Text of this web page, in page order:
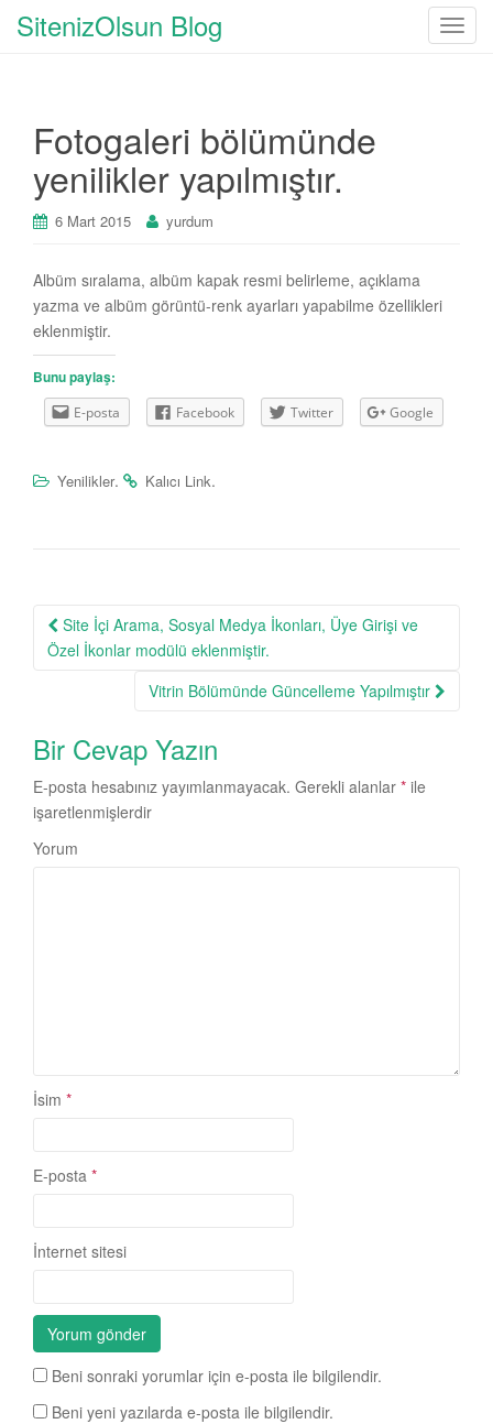
T
SitenizOlsun Blog
Fotogaleri bölümünde
yenilikler yapılmıştır.
6 Mart 2015 yurdum
Albüm sıralama, albüm kapak resmi belirleme, açıklama
yazma ve albüm görüntü-renk ayarları yapabilme özellikleri
eklenmiştir.
Bunu paylaş:
E-posta Facebook Twitter Google
Yenilikler. Kalıcı Link.
Post navigation
Site İçi Arama, Sosyal Medya İkonları, Üye Girişi ve
Özel İkonlar modülü eklenmiştir.
Vitrin Bölümünde Güncelleme Yapılmıştır
Bir Cevap Yazın
E-posta hesabınız yayımlanmayacak. Gerekli alanlar * ile
işaretlenmişlerdir
Yorum
İsim *
E-posta *
İnternet sitesi
Beni sonraki yorumlar için e-posta ile bilgilendir.
Beni yeni yazılarda e-posta ile bilgilendir.